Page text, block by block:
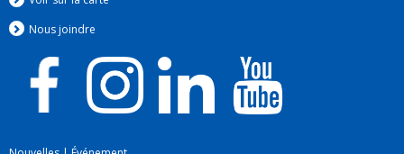
Nous joindre